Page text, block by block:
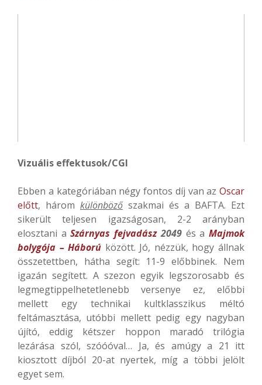
Vizuális effektusok/CGI
Ebben a kategóriában négy fontos díj van az Oscar
előtt, három különböző szakmai és a BAFTA. Ezt
sikerült teljesen igazságosan, 2-2 arányban
elosztani aSzárnyas fejvadász2049és aMajmok
bolygója – Háború között. Jó, nézzük, hogy állnak
összetettben, hátha segít: 11-9 előbbinek. Nem
igazán segített. A szezon egyik legszorosabb és
legmegtippelhetetlenebb versenye ez, előbbi
mellett egy technikai kultklasszikus méltó
feltámasztása, utóbbi mellett pedig egy nagyban
újító, eddig kétszer hoppon maradó trilógia
lezárása szól, szóóóval… Ja, és amúgy a 21 itt
kiosztott díjból 20-at nyertek, míg a többi jelölt
egyet sem.